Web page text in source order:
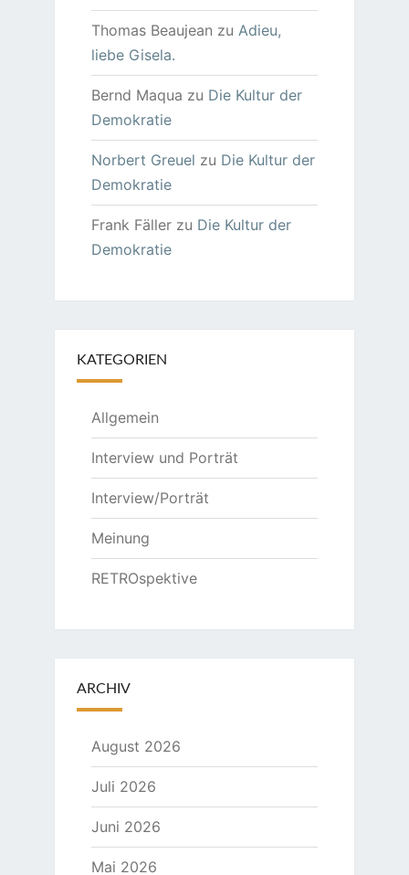
Thomas Beaujean zu Adieu,
liebe Gisela.
Bernd Maqua zu Die Kultur der
Demokratie
Norbert Greuel zu Die Kultur der
Demokratie
Frank Fällerzu Die Kultur der
Demokratie
KATEGORIEN
Allgemein
Interview und Porträt
Interview/Porträt
Meinung
RETROspektive
ARCHIV
August 2026
Juli 2026
Juni 2026
Mai 2026